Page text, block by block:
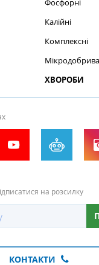
Фосфорні
Калійні
Комплексні
Мікродобрива
ХВОРОБИ
на розсилку
КОНТАКТИ